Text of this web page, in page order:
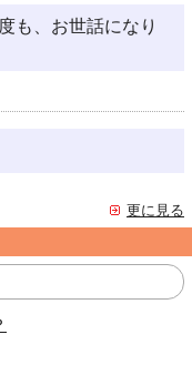
も、お世話になり
更に見る